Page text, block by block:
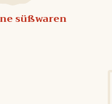
süßwaren